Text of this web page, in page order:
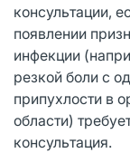
консультации,
появлении
инфекции
резкой боли с
припухлости в
области)
консультация.